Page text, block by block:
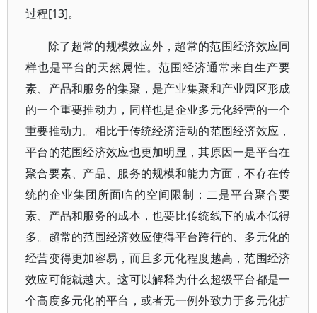
过程[13]。
除了超常的规模效应外，超常的范围经济效应同
样也是平台的天然属性。范围经济通常来自生产要
素、产品和服务的集聚，是产业集聚和产业园区形成
的一个重要推动力，同样也是企业多元化经营的一个
重要推动力。相比于传统经济活动的范围经济效应，
平台的范围经济效应也更加明显，其原因一是平台在
聚合要素、产品、服务的规模和能力方面，不存在传
统的企业集团所面临的空间限制；二是平台聚合要
素、产品和服务的成本，也要比传统线下的成本低得
多。超常的范围经济效应使得平台跨行的、多元化的
经营变得更加容易，而且多元化程度越高，范围经济
效应可能就越大。这可以解释为什么超级平台都是一
个高度多元化的平台，或者无一例外致力于多元化扩